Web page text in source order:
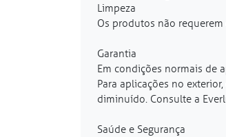
Limpeza
Os produtos não
Garantia
Em condições normais de
Para aplicações no
diminuído. Consulte a
Saúde e Segurança